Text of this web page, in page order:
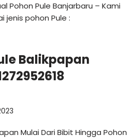
Pohon Pule Banjarbaru – Kami
jenis pohon Pule :
Balikpapan
Mulai Dari Bibit Hingga Pohon